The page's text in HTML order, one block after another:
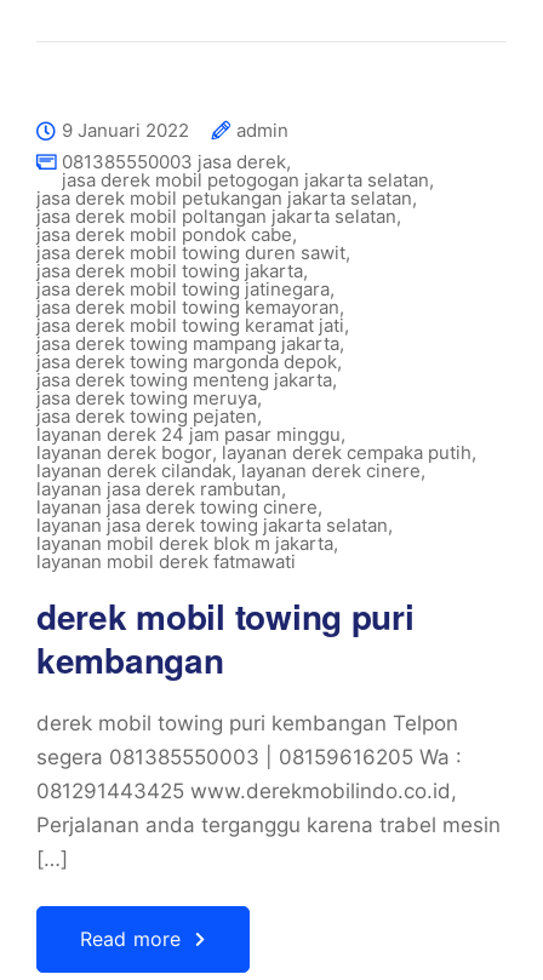
9 Januari 2022
admin
081385550003 jasa derek,
jasa derek mobil petogogan jakarta selatan,
jasa derek mobil petukangan jakarta selatan,
jasa derek mobil poltangan jakarta selatan,
jasa derek mobil pondok cabe,
jasa derek mobil towing duren sawit,
jasa derek mobil towing jakarta,
jasa derek mobil towing jatinegara,
jasa derek mobil towing kemayoran,
jasa derek mobil towing keramat jati,
jasa derek towing mampang jakarta,
jasa derek towing margonda depok,
jasa derek towing menteng jakarta,
jasa derek towing meruya,
jasa derek towing pejaten,
layanan derek 24 jam pasar minggu,
layanan derek bogor, layanan derek cempaka putih,
layanan derek cilandak,layanan derek cinere,
layanan jasa derek rambutan,
layanan jasa derek towing cinere,
layanan jasa derek towing jakarta selatan,
layanan mobil derek blok m jakarta,
layanan mobil derek fatmawati
derek mobil towing puri
kembangan
derek mobil towing puri kembangan Telpon
segera 081385550003 | 08159616205 Wa :
081291443425 www.derekmobilindo.co.id,
Perjalanan anda terganggu karena trabel mesin
[…]
Read more